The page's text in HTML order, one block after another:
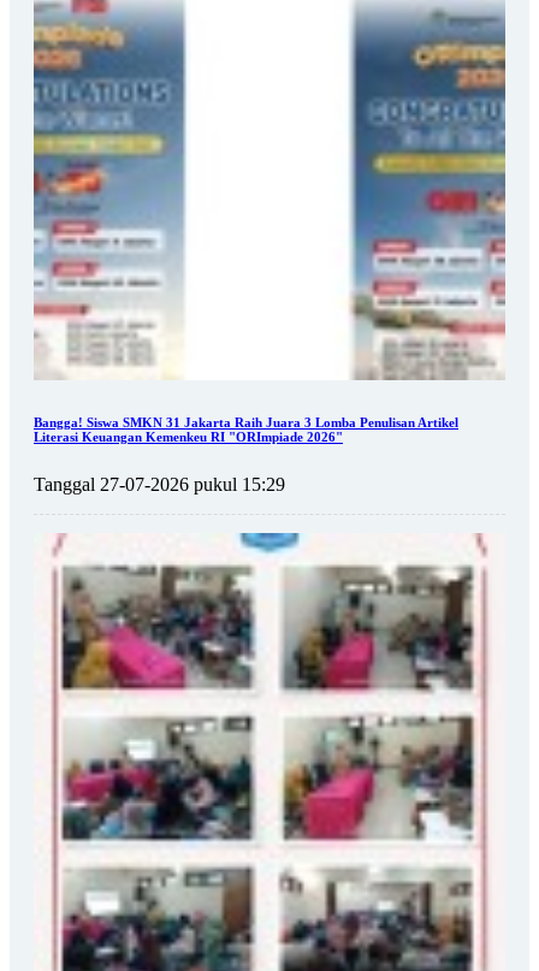
Bangga! Siswa SMKN 31 Jakarta Raih Juara 3 Lomba Penulisan Artikel
Literasi Keuangan Kemenkeu RI "ORImpiade 2026"
Tanggal 27-07-2026 pukul 15:29